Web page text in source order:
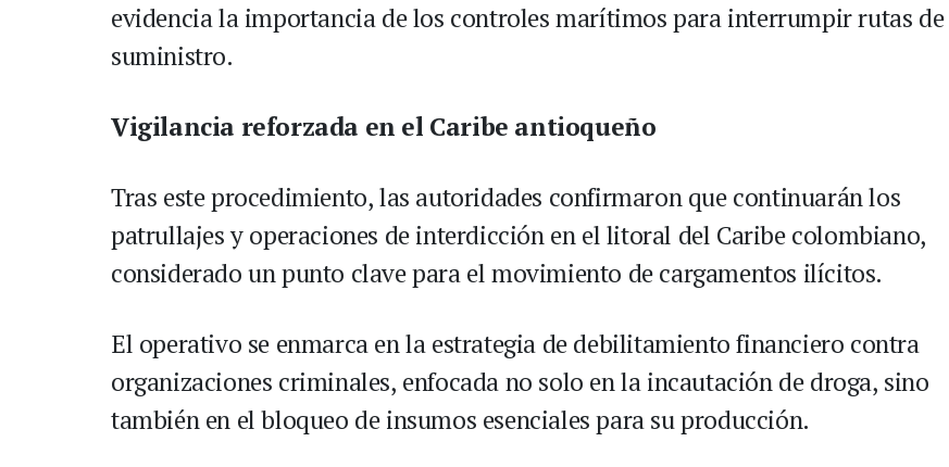
evidencia la importancia de los controles marítimos para interrumpir rutas de
suministro.
Vigilancia reforzada en el Caribe antioqueño
Tras este procedimiento, las autoridades confirmaron que continuarán los
patrullajes y operaciones de interdicción en el litoral del Caribe colombiano,
considerado un punto clave para el movimiento de cargamentos ilícitos.
El operativo se enmarca en la estrategia de debilitamiento financiero contra
organizaciones criminales, enfocada no solo en la incautación de droga, sino
también en el bloqueo de insumos esenciales para su producción.